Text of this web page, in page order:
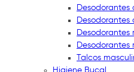
Desodorantes
Desodorantes
Desodorantes
Desodorantes
Talcos
Higiene Bucal